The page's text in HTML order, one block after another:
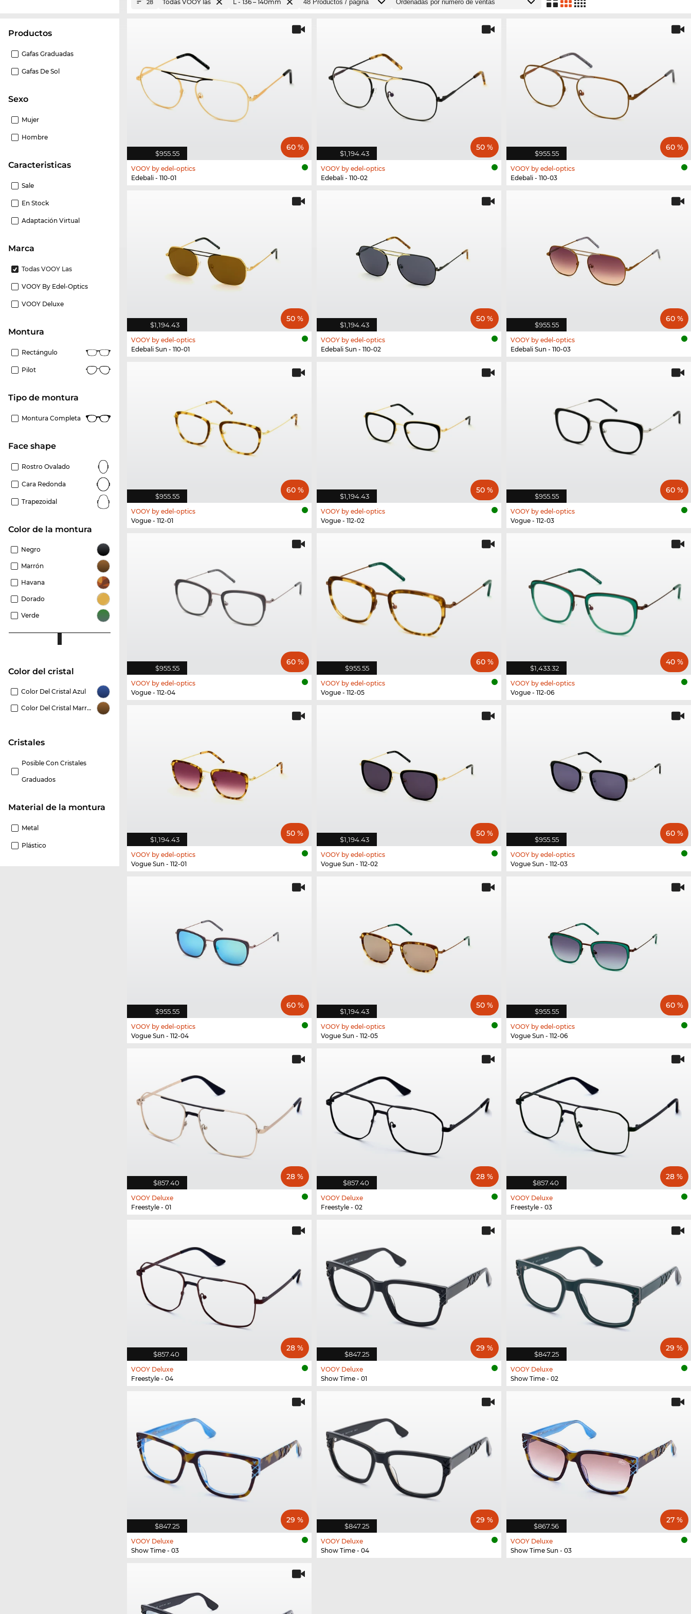
Productos
Gafas Graduadas
Gafas De Sol
Sexo
Mujer
Hombre
Caracteristicas
Sale
En Stock
Adaptación Virtual
Marca
Todas VOOY Las
VOOY By Edel-Optics
VOOY Deluxe
Montura
Rectángulo
Pilot
Tipo de montura
Montura Completa
Face shape
Rostro Ovalado
Cara Redonda
Trapezoidal
Color de la montura
Negro
Marrón
Havana
Dorado
Verde
Color del cristal
Color Del Cristal Azul
Color Del Cristal Marrón
Cristales
Posible Con Cristales
Graduados
Material de la montura
Metal
Plástico
28 Todas VOOY las L - 136 – 140mm
$955.55
60 %
VOOY by edel-optics
Edebali - 110-01
$1,194.43
50 %
VOOY by edel-optics
Edebali - 110-02
$955.55
60 %
VOOY by edel-optics
Edebali - 110-03
$1,194.43
50 %
VOOY by edel-optics
Edebali Sun - 110-01
$1,194.43
50 %
VOOY by edel-optics
Edebali Sun - 110-02
$955.55
60 %
VOOY by edel-optics
Edebali Sun - 110-03
$955.55
60 %
VOOY by edel-optics
Vogue - 112-01
$1,194.43
50 %
VOOY by edel-optics
Vogue - 112-02
$955.55
60 %
VOOY by edel-optics
Vogue - 112-03
$955.55
60 %
VOOY by edel-optics
Vogue - 112-04
$955.55
60 %
VOOY by edel-optics
Vogue - 112-05
$1,433.32
40 %
VOOY by edel-optics
Vogue - 112-06
$1,194.43
50 %
VOOY by edel-optics
Vogue Sun - 112-01
$1,194.43
50 %
VOOY by edel-optics
Vogue Sun - 112-02
$955.55
60 %
VOOY by edel-optics
Vogue Sun - 112-03
$955.55
60 %
VOOY by edel-optics
Vogue Sun - 112-04
$1,194.43
50 %
VOOY by edel-optics
Vogue Sun - 112-05
$955.55
60 %
VOOY by edel-optics
Vogue Sun - 112-06
$857.40
28 %
VOOY Deluxe
Freestyle - 01
$857.40
28 %
VOOY Deluxe
Freestyle - 02
$857.40
28 %
VOOY Deluxe
Freestyle - 03
$857.40
28 %
VOOY Deluxe
Freestyle - 04
$847.25
29 %
VOOY Deluxe
Show Time - 01
$847.25
29 %
VOOY Deluxe
Show Time - 02
$847.25
29 %
VOOY Deluxe
Show Time - 03
$847.25
29 %
VOOY Deluxe
Show Time - 04
$867.56
27 %
VOOY Deluxe
Show Time Sun - 03